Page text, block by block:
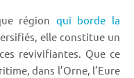
région qui borde la
elle constitue un
revivifiantes. Que ce
dans l’Orne, l’Eure